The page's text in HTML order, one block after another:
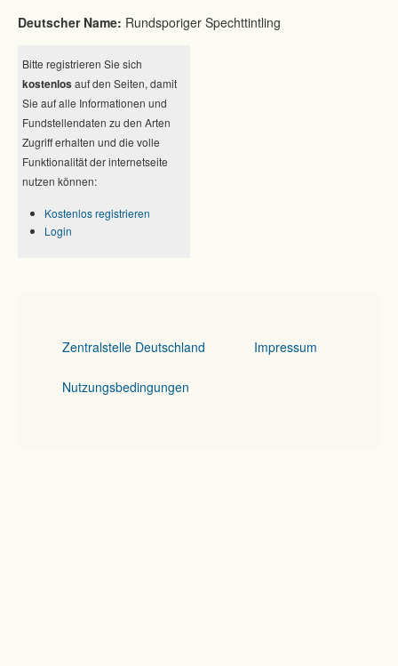
Deutscher Name: Rundsporiger Spechttintling
Bitte registrieren Sie sich
kostenlos auf den Seiten, damit
Sie auf alle Informationen und
Fundstellendaten zu den Arten
Zugriff erhalten und die volle
Funktionalität der internetseite
nutzen können:
Kostenlos registrieren
Login
Zentralstelle Deutschland Impressum
Nutzungsbedingungen